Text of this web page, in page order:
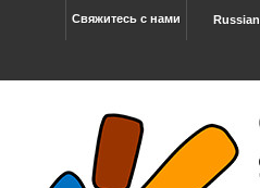
Russian
Свяжитесь с нами